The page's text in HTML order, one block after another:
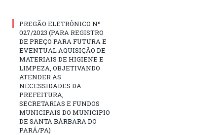
PREGÃO ELETRÔNICO Nº
027/2023 (PARA REGISTRO
DE PREÇO PARA FUTURA E
EVENTUAL AQUISIÇÃO DE
MATERIAIS DE HIGIENE E
LIMPEZA, OBJETIVANDO
ATENDER AS
NECESSIDADES DA
PREFEITURA,
SECRETARIAS E FUNDOS
MUNICIPAIS DO MUNICIPIO
DE SANTA BÁRBARA DO
PARÁ/PA)